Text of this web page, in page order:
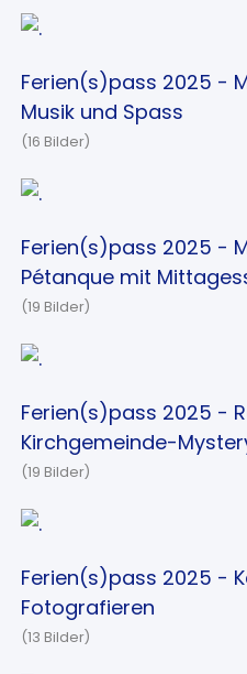
Ferien(s)pass 2025 -
Musik und Spass
(16 Bilder)
Ferien(s)pass 2025 -
Pétanque mit
(19 Bilder)
Ferien(s)pass 2025 -
Kirchgemeinde-
(19 Bilder)
Ferien(s)pass 2025 -
Fotografieren
(13 Bilder)